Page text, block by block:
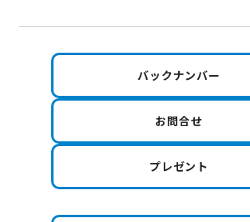
バックナンバー
お問合せ
プレゼント